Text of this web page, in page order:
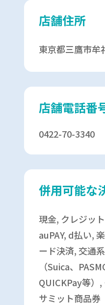
店舗住所
東京都三鷹市牟
店舗電話番
0422-70-3340
併用可能な
現金, クレジッ
auPAY, d払い,
ード決済, 交通
（Suica、
QUICKPay等）,
サミット商品券